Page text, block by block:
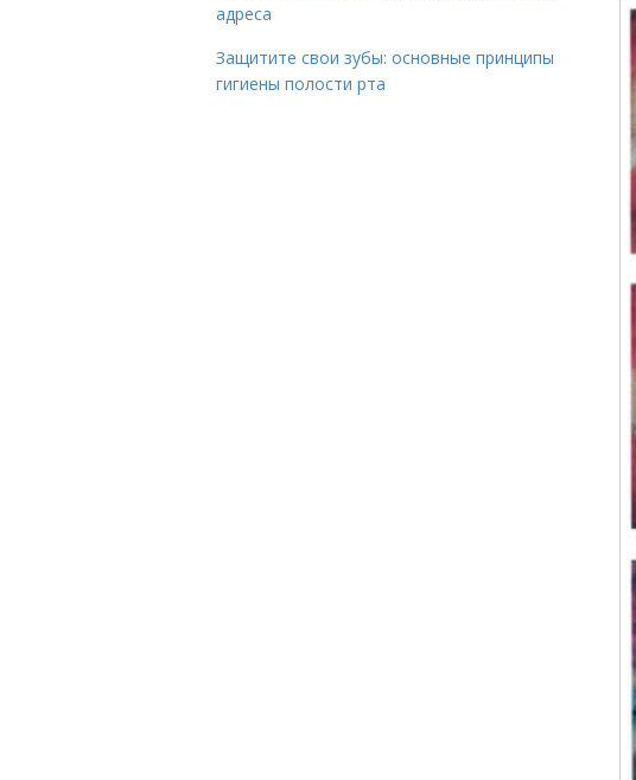
адреса
Защитите свои зубы: основные принципы
гигиены полости рта